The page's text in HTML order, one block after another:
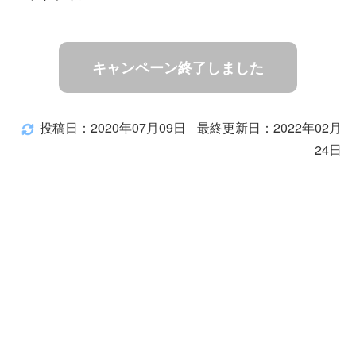
キャンペーン終了しました
投稿日：2020年07月09日
最終更新日：2022年02月
24日